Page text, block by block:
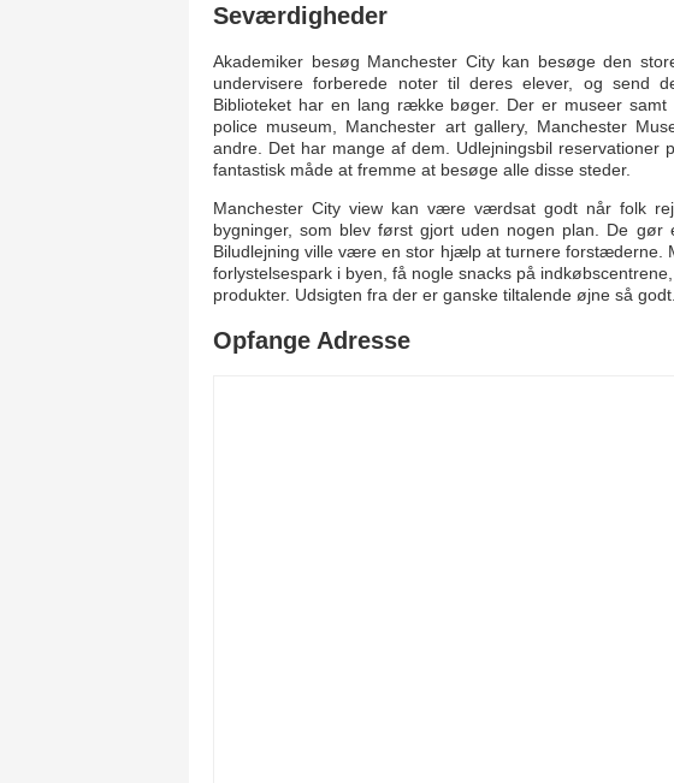
Seværdigheder
Akademiker besøg Manchester City kan besøge den
undervisere forberede noter til deres elever, og send
Biblioteket har en lang række bøger. Der er museer
police museum, Manchester art gallery, Manchester
andre. Det har mange af dem. Udlejningsbil reservationer
fantastisk måde at fremme at besøge alle disse steder.
Manchester City view kan være værdsat godt når folk
bygninger, som blev først gjort uden nogen plan. De gør
Biludlejning ville være en stor hjælp at turnere forstæderne.
forlystelsespark i byen, få nogle snacks på
produkter. Udsigten fra der er ganske tiltalende øjne så godt.
Opfange Adresse